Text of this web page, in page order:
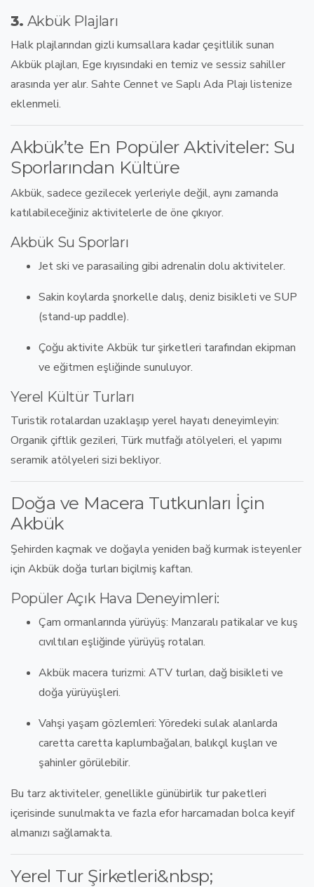
3. Akbük Plajları
Halk plajlarından gizli kumsallara kadar çeşitlilik sunan
Akbük plajları, Ege kıyısındaki en temiz ve sessiz sahiller
arasında yer alır. Sahte Cennet ve Saplı Ada Plajı listenize
eklenmeli.
Akbük’te En Popüler Aktiviteler: Su
Sporlarından Kültüre
Akbük, sadece gezilecek yerleriyle değil, aynı zamanda
katılabileceğiniz aktivitelerle de öne çıkıyor.
Akbük Su Sporları
Jet ski ve parasailing gibi adrenalin dolu aktiviteler.
Sakin koylarda şnorkelle dalış, deniz bisikleti ve SUP
(stand-up paddle).
Çoğu aktivite Akbük tur şirketleri tarafından ekipman
ve eğitmen eşliğinde sunuluyor.
Yerel Kültür Turları
Turistik rotalardan uzaklaşıp yerel hayatı deneyimleyin:
Organik çiftlik gezileri, Türk mutfağı atölyeleri, el yapımı
seramik atölyeleri sizi bekliyor.
Doğa ve Macera Tutkunları İçin
Akbük
Şehirden kaçmak ve doğayla yeniden bağ kurmak isteyenler
için Akbük doğa turları biçilmiş kaftan.
Popüler Açık Hava Deneyimleri:
Çam ormanlarında yürüyüş: Manzaralı patikalar ve kuş
cıvıltıları eşliğinde yürüyüş rotaları.
Akbük macera turizmi: ATV turları, dağ bisikleti ve
doğa yürüyüşleri.
Vahşi yaşam gözlemleri: Yöredeki sulak alanlarda
caretta caretta kaplumbağaları, balıkçıl kuşları ve
şahinler görülebilir.
Bu tarz aktiviteler, genellikle günübirlik tur paketleri
içerisinde sunulmakta ve fazla efor harcamadan bolca keyif
almanızı sağlamakta.
Yerel Tur Şirketleri&nbsp;